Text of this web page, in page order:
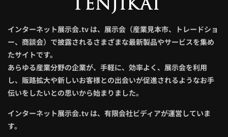
インターネット展示会.tv は、展示会（産業見本市、トレードショ
ー、商談会）で披露されるさまざまな最新製品やサービスを集め
たサイトです。
あらゆる産業分野の企業が、手軽に、効率よく、展示会を利用
し、販路拡大や新しいお客様との出会いが促進されるようなお手
伝いをしたいとの思いから始まりました。
インターネット展示会.tv は、有限会社ビディアが運営していま
す。